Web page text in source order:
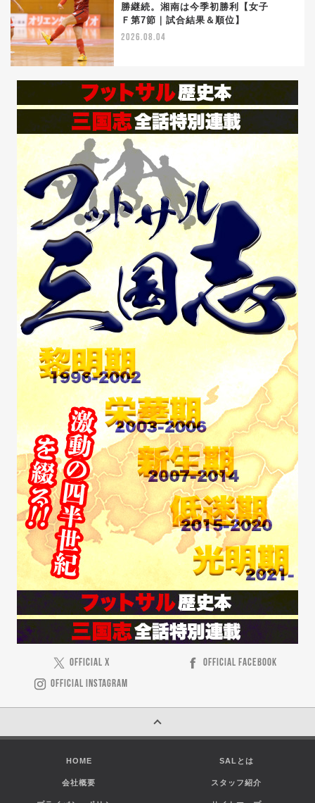
勝継続。湘南は今季初勝利【女子
Ｆ第7節｜試合結果＆順位】
2026.08.04
OFFICIAL X
OFFICIAL FACEBOOK
OFFICIAL INSTAGRAM
HOME SALとは
会社概要 スタッフ紹介